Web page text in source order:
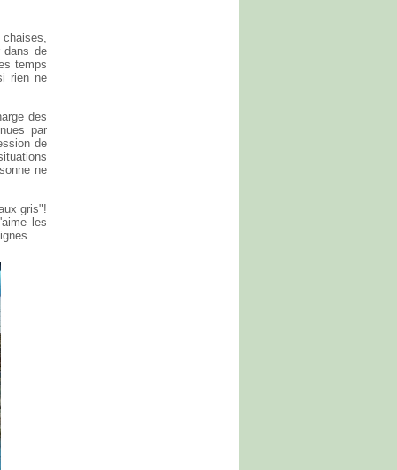
dans de
temps
rien ne
des
par
de
ne
gris"!
les